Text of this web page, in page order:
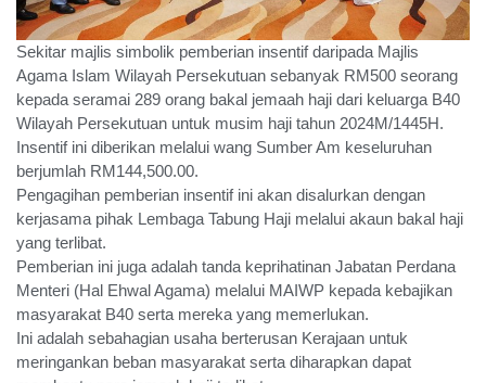
Sekitar majlis simbolik pemberian insentif daripada Majlis
Agama Islam Wilayah Persekutuan sebanyak RM500 seorang
kepada seramai 289 orang bakal jemaah haji dari keluarga B40
Wilayah Persekutuan untuk musim haji tahun 2024M/1445H.
Insentif ini diberikan melalui wang Sumber Am keseluruhan
berjumlah RM144,500.00.
Pengagihan pemberian insentif ini akan disalurkan dengan
kerjasama pihak Lembaga Tabung Haji melalui akaun bakal haji
yang terlibat.
Pemberian ini juga adalah tanda keprihatinan Jabatan Perdana
Menteri (Hal Ehwal Agama) melalui MAIWP kepada kebajikan
masyarakat B40 serta mereka yang memerlukan.
Ini adalah sebahagian usaha berterusan Kerajaan untuk
meringankan beban masyarakat serta diharapkan dapat